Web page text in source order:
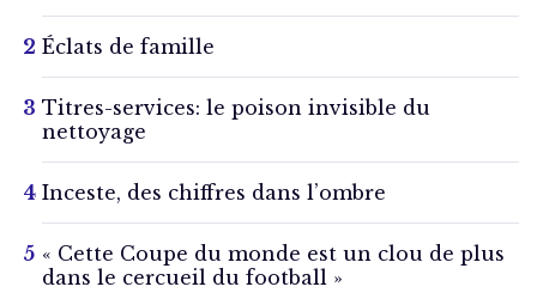
Éclats de famille
Titres-services: le poison invisible du
nettoyage
Inceste, des chiffres dans l’ombre
« Cette Coupe du monde est un clou de plus
dans le cercueil du football »